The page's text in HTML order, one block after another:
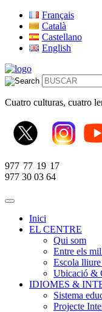
Français
Català
Castellano
English
Cuatro culturas, cuatro
977 77 19 17
977 30 03 64
Inici
EL CENTRE
Qui som
Entre els
Escola
Ubicació &
IDIOMES &
Sistema
Projecte